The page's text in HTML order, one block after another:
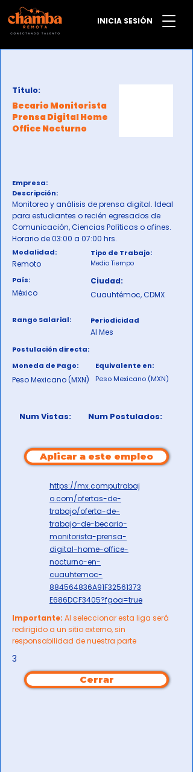
INICIA SESIÓN
Título:
Becario Monitorista
Prensa Digital Home
Office Nocturno
Empresa:
Descripción:
Monitoreo y análisis de prensa digital. Ideal
para estudiantes o recién egresados de
Comunicación, Ciencias Políticas o afines.
Horario de 03:00 a 07:00 hrs.
Modalidad:
Remoto
Tipo de Trabajo:
Medio Tiempo
País:
Ciudad:
México
Cuauhtémoc, CDMX
Rango Salarial: Periodicidad
Al Mes
Postulación directa:
Moneda de Pago:
Equivalente en:
Peso Mexicano (MXN) Peso Mexicano (MXN)
Num Vistas: Num Postulados:
Aplicar a este empleo
https://mx.computrabaj
o.com/ofertas-de-
trabajo/oferta-de-
trabajo-de-becario-
monitorista-prensa-
digital-home-office-
nocturno-en-
cuauhtemoc-
884564836A91F32561373
E686DCF3405?fgoa=true
Importante: Al seleccionar esta liga será
redirigido a un sitio externo, sin
responsabilidad de nuestra parte
3
Cerrar